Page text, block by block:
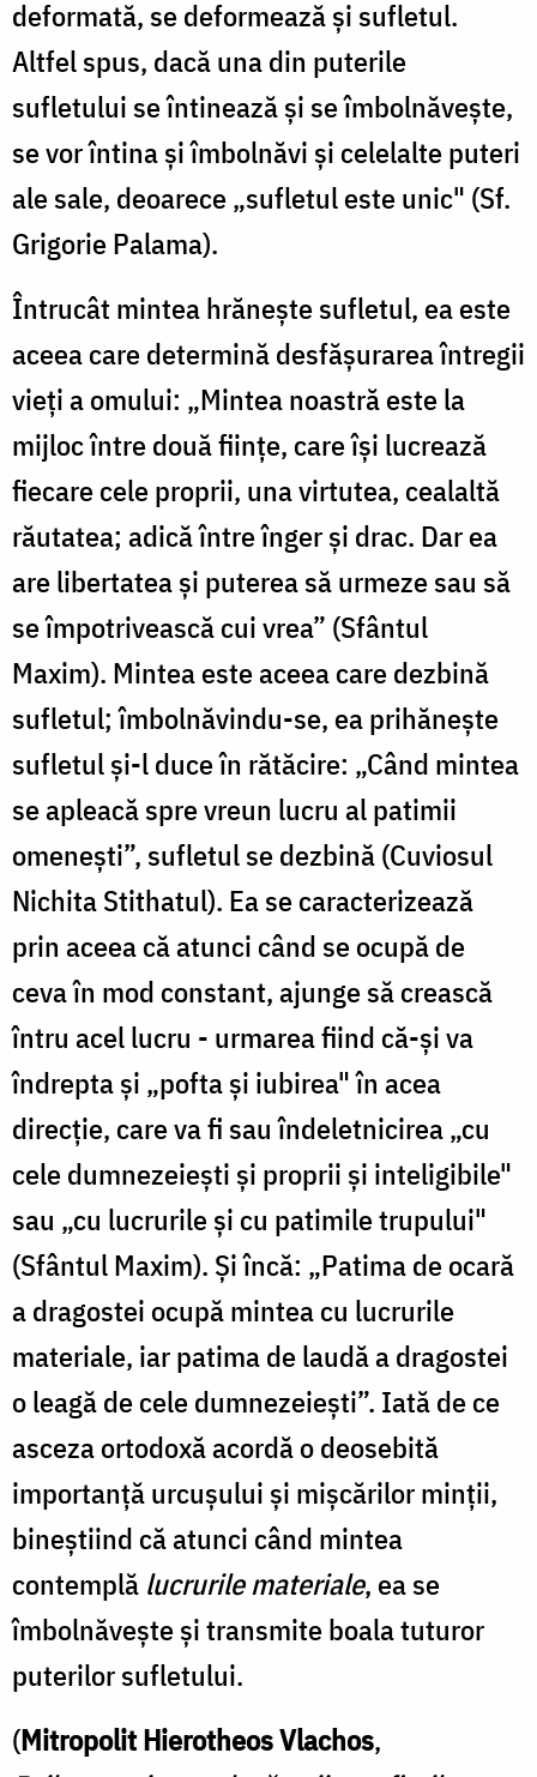
deformată, se deformează şi sufletul.
Altfel spus, dacă una din puterile
sufletului se întinează şi se îmbolnăveşte,
se vor întina şi îmbolnăvi şi celelalte puteri
ale sale, deoarece „sufletul este unic" (Sf.
Grigorie Palama).
Întrucât mintea hrăneşte sufletul, ea este
aceea care determină desfăşurarea întregii
vieţi a omului: „Mintea noastră este la
mijloc între două fiinţe, care îşi lucrează
fiecare cele proprii, una virtutea, cealaltă
răutatea; adică între înger şi drac. Dar ea
are libertatea şi puterea să urmeze sau să
se împotrivească cui vrea” (Sfântul
Maxim). Mintea este aceea care dezbină
sufletul; îmbolnăvindu-se, ea prihăneşte
sufletul şi-l duce în rătăcire: „Când mintea
se apleacă spre vreun lucru al patimii
omeneşti”, sufletul se dezbină (Cuviosul
Nichita Stithatul). Ea se caracterizează
prin aceea că atunci când se ocupă de
ceva în mod constant, ajunge să crească
întru acel lucru - urmarea fiind că-şi va
îndrepta şi „pofta şi iubirea" în acea
direcţie, care va fi sau îndeletnicirea „cu
cele dumnezeieşti şi proprii şi inteligibile"
sau „cu lucrurile şi cu patimile trupului"
(Sfântul Maxim). Şi încă: „Patima de ocară
a dragostei ocupă mintea cu lucrurile
materiale, iar patima de laudă a dragostei
o leagă de cele dumnezeieşti”. Iată de ce
asceza ortodoxă acordă o deosebită
importanţă urcuşului şi mişcărilor minţii,
bineştiind că atunci când mintea
contemplă lucrurile materiale, ea se
îmbolnăveşte şi transmite boala tuturor
puterilor sufletului.
(Mitropolit Hierotheos Vlachos,